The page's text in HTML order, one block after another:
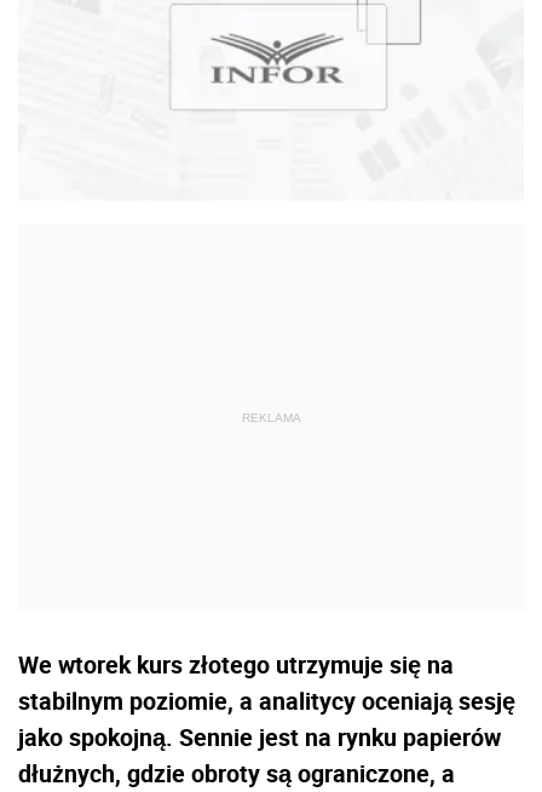
We wtorek kurs złotego utrzymuje się na
stabilnym poziomie, a analitycy oceniają sesję
jako spokojną. Sennie jest na rynku papierów
dłużnych, gdzie obroty są ograniczone, a